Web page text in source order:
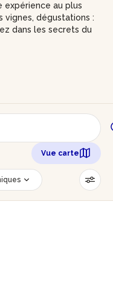
expérience au plus
vignes, dégustations :
dans les secrets du
Vue carte